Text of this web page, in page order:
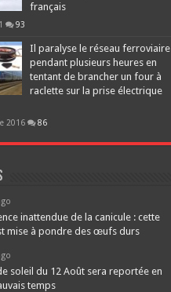
français
93
Il paralyse le réseau ferroviaire
pendant plusieurs heures en
tentant de brancher un four à
raclette sur la prise électrique
2016 86
inattendue de la canicule : cette
mise à pondre des œufs durs
soleil du 12 Août sera reportée en
temps